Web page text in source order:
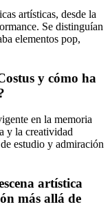
artísticas, desde la
Se distinguían
elementos pop,
y cómo ha
en la memoria
y la creatividad
estudio y admiración
artística
más allá de